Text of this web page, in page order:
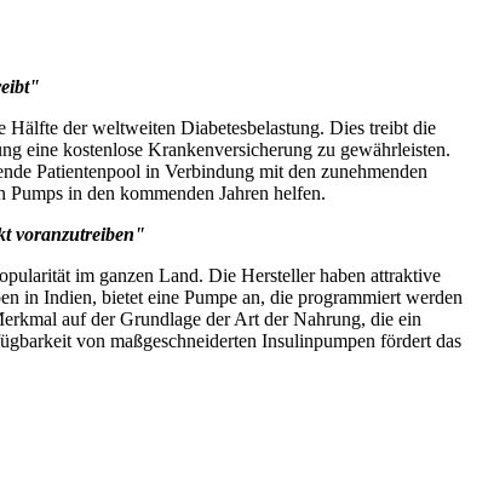
der weltweiten Diabetesbelastung. Dies treibt die
eine kostenlose Krankenversicherung zu gewährleisten.
Patientenpool in Verbindung mit den zunehmenden
in den kommenden Jahren helfen.
voranzutreiben"
im ganzen Land. Die Hersteller haben attraktive
in Indien, bietet eine Pumpe an, die programmiert werden
auf der Grundlage der Art der Nahrung, die ein
von maßgeschneiderten Insulinpumpen fördert das